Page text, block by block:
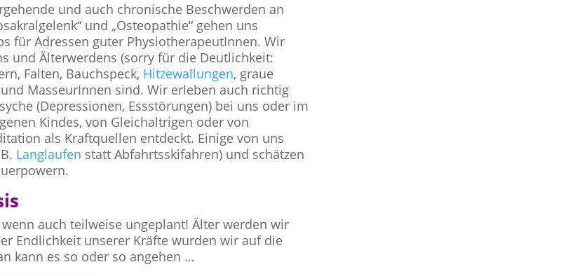
und auch chronische Beschwerden an
und „Osteopathie“ gehen uns
für Adressen guter PhysiotherapeutInnen. Wir
und Älterwerdens (sorry für die Deutlichkeit:
Falten, Bauchspeck, Hitzewallungen, graue
MasseurInnen sind. Wir erleben auch richtig
(Depressionen, Essstörungen) bei uns oder im
Kindes, von Gleichaltrigen oder von
als Kraftquellen entdeckt. Einige von uns
Langlaufen statt Abfahrtsskifahren) und schätzen
auch teilweise ungeplant! Älter werden wir
Endlichkeit unserer Kräfte wurden wir auf die
kann es so oder so angehen …